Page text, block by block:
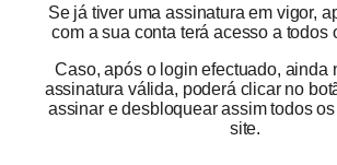
Se já tiver uma assinatura em vigor,
com a sua conta terá acesso a todos
Caso, após o login efectuado, ainda
assinatura válida, poderá clicar no
assinar e desbloquear assim todos
site.